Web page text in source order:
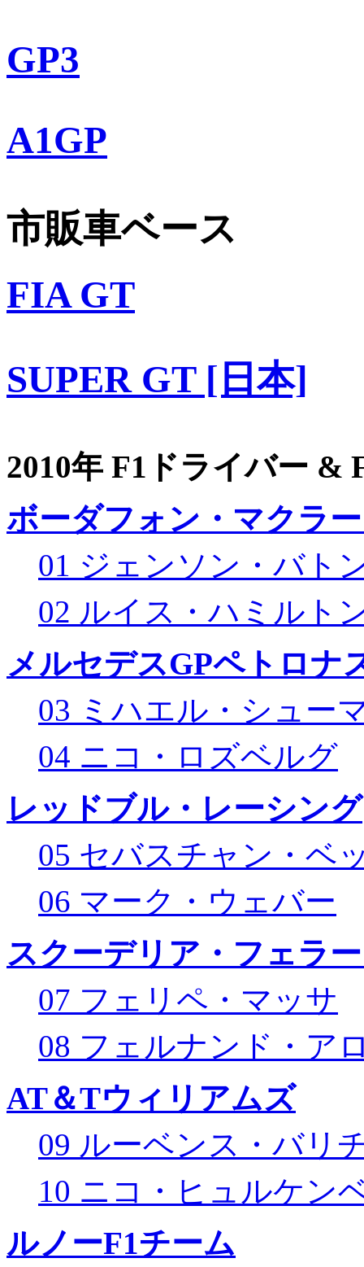
GP3
A1GP
市販車ベース
FIA GT
SUPER GT [日本]
2010年 F1ドライバー &
ボーダフォン・マクラ
01 ジェンソン・バト
02 ルイス・ハミルト
メルセデスGPペトロナ
03 ミハエル・シュー
04 ニコ・ロズベルグ
レッドブル・レーシング
05 セバスチャン・ベ
06 マーク・ウェバー
スクーデリア・フェラ
07 フェリペ・マッサ
08 フェルナンド・ア
AT＆Tウィリアムズ
09 ルーベンス・バリ
10 ニコ・ヒュルケン
ルノーF1チーム